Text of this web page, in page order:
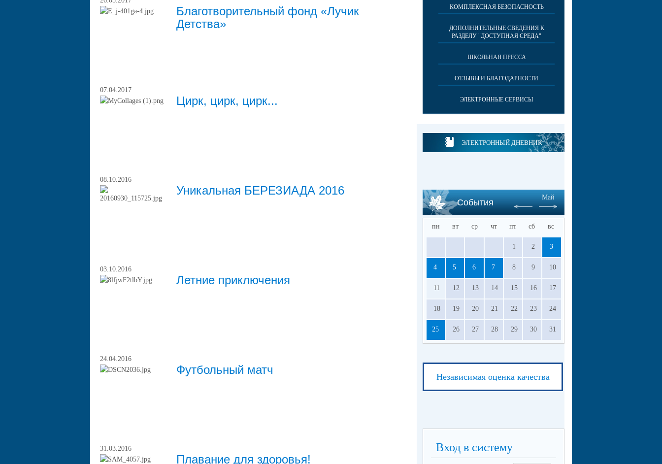
Благотворительный фонд «Лучик
Детства»
07.04.2017
Цирк, цирк, цирк...
08.10.2016
Уникальная БЕРЕЗИАДА 2016
03.10.2016
Летние приключения
24.04.2016
Футбольный матч
31.03.2016
Плавание для здоровья!
КОМПЛЕКСНАЯ БЕЗОПАСНОСТЬ
ДОПОЛНИТЕЛЬНЫЕ СВЕДЕНИЯ К
РАЗДЕЛУ "ДОСТУПНАЯ СРЕДА"
ШКОЛЬНАЯ ПРЕССА
ОТЗЫВЫ И БЛАГОДАРНОСТИ
ЭЛЕКТРОННЫЕ СЕРВИСЫ
ЭЛЕКТРОННЫЙ ДНЕВНИК
События
Май
пн вт ср чт пт сб вс
1 2 3
4 5 6 7 8 9 10
11 12 13 14 15 16 17
18 19 20 21 22 23 24
25 26 27 28 29 30 31
Независимая оценка качества
Вход в систему